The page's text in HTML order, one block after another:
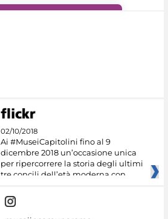
02/10/2018
Ai #MuseiCapitolini fino al 9
dicembre 2018 un’occasione unica
per ripercorrere la storia degli ultimi
tre concili dell’età moderna con